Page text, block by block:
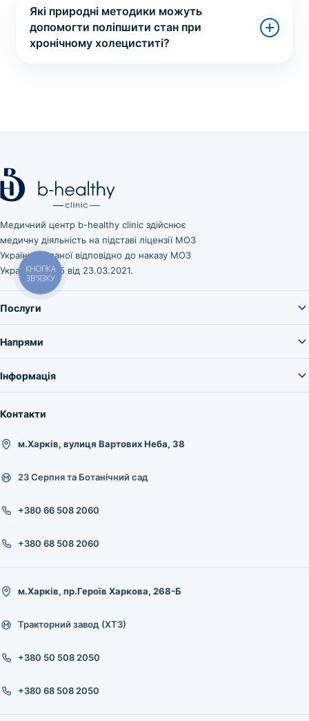
Які природні методики можуть
допомогти поліпшити стан при
хронічному холециститі?
Медичний центр b-healthy clinic здійснює
медичну діяльність на підставі ліцензії МОЗ
України, виданої відповідно до наказу МОЗ
України № 545 від 23.03.2021.
Послуги
Напрями
Інформація
Контакти
м.Харків, вулиця Вартових Неба, 38
23 Серпня та Ботанічний сад
+380 66 508 2060
+380 68 508 2060
м.Харків, пр.Героїв Харкова, 268-Б
Тракторний завод (ХТЗ)
+380 50 508 2050
+380 68 508 2050
КНОПКА
ЗВ'ЯЗКУ